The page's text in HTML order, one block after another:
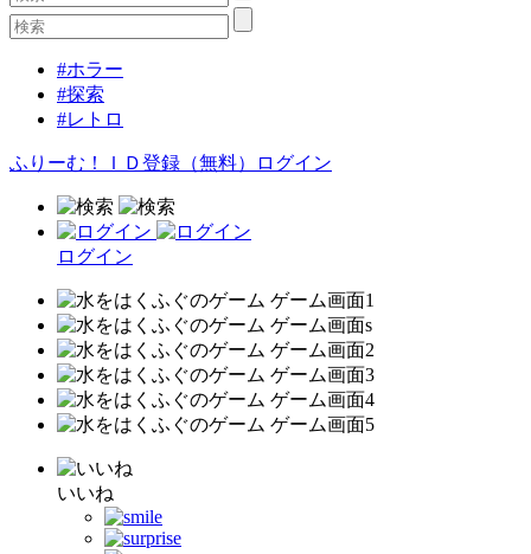
#ホラー
#探索
#レトロ
ふりーむ！ＩＤ登録（無料） ログイン
ログイン
いいね